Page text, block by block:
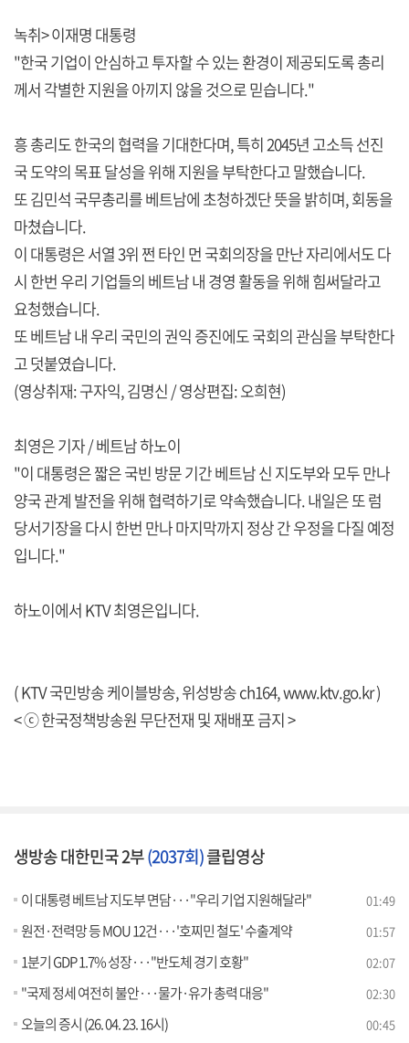
녹취> 이재명 대통령
"한국 기업이 안심하고 투자할 수 있는 환경이 제공되도록 총리
께서 각별한 지원을 아끼지 않을 것으로 믿습니다."
흥 총리도 한국의 협력을 기대한다며, 특히 2045년 고소득 선진
국 도약의 목표 달성을 위해 지원을 부탁한다고 말했습니다.
또 김민석 국무총리를 베트남에 초청하겠단 뜻을 밝히며, 회동을
마쳤습니다.
이 대통령은 서열 3위 쩐 타인 먼 국회의장을 만난 자리에서도 다
시 한번 우리 기업들의 베트남 내 경영 활동을 위해 힘써달라고
요청했습니다.
또 베트남 내 우리 국민의 권익 증진에도 국회의 관심을 부탁한다
고 덧붙였습니다.
(영상취재: 구자익, 김명신 / 영상편집: 오희현)
최영은 기자 / 베트남 하노이
"이 대통령은 짧은 국빈 방문 기간 베트남 신 지도부와 모두 만나
양국 관계 발전을 위해 협력하기로 약속했습니다. 내일은 또 럼
당서기장을 다시 한번 만나 마지막까지 정상 간 우정을 다질 예정
입니다."
하노이에서 KTV 최영은입니다.
( KTV 국민방송 케이블방송, 위성방송 ch164,www.ktv.go.kr)
< ⓒ 한국정책방송원 무단전재 및 재배포 금지 >
생방송 대한민국 2부(2037회)클립영상
이 대통령 베트남 지도부 면담···"우리 기업 지원해달라" 01:49
원전·전력망 등 MOU 12건···'호찌민 철도' 수출계약 01:57
1분기 GDP 1.7% 성장···"반도체 경기 호황" 02:07
"국제 정세 여전히 불안···물가·유가 총력 대응" 02:30
오늘의 증시 (26. 04. 23. 16시) 00:45